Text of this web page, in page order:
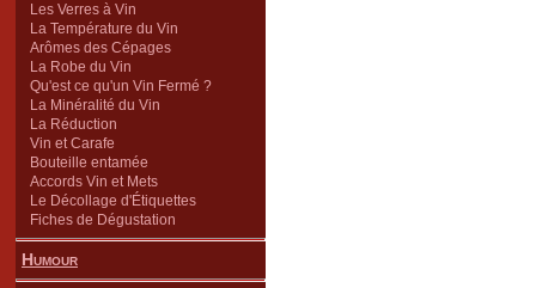
Les Verres à Vin
La Température du Vin
Arômes des Cépages
La Robe du Vin
Qu'est ce qu'un Vin Fermé ?
La Minéralité du Vin
La Réduction
Vin et Carafe
Bouteille entamée
Accords Vin et Mets
Le Décollage d'Étiquettes
Fiches de Dégustation
Humour